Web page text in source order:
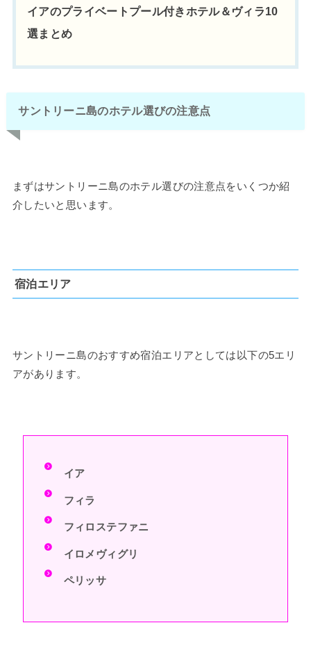
イアのプライベートプール付きホテル＆ヴィラ10
選まとめ
サントリーニ島のホテル選びの注意点
まずはサントリーニ島のホテル選びの注意点をいくつか紹
介したいと思います。
宿泊エリア
サントリーニ島のおすすめ宿泊エリアとしては以下の5エリ
アがあります。
イア
フィラ
フィロステファニ
イロメヴィグリ
ペリッサ